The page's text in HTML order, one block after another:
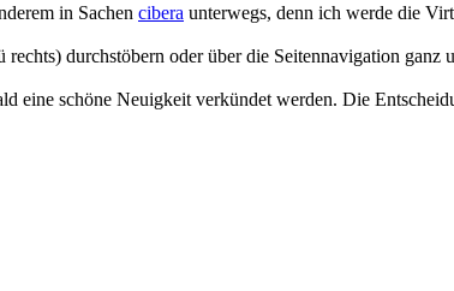
in Sachen cibera unterwegs, denn ich werde die
durchstöbern oder über die Seitennavigation
eine schöne Neuigkeit verkündet werden. Die